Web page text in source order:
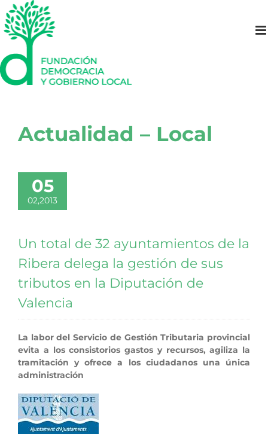
Saltar
al
contenido
Actualidad – Local
05
02,2013
Un total de 32 ayuntamientos de la
Ribera delega la gestión de sus
tributos en la Diputación de
Valencia
La labor del Servicio de Gestión Tributaria provincial
evita a los consistorios gastos y recursos, agiliza la
tramitación y ofrece a los ciudadanos una única
administración